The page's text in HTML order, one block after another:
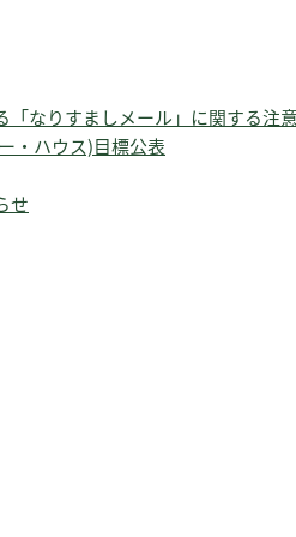
「なりすましメール」に関する注
・ハウス)目標公表
せ